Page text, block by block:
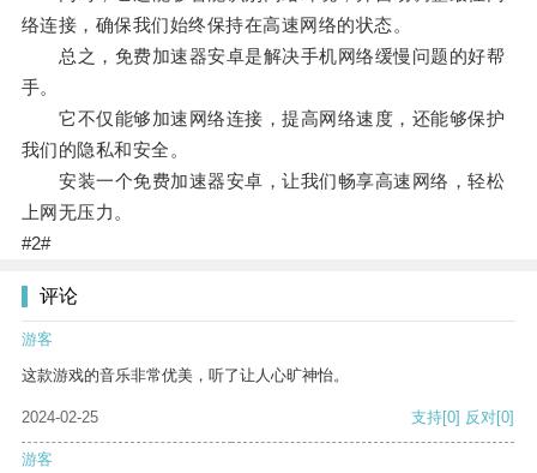
络连接，确保我们始终保持在高速网络的状态。
总之，免费加速器安卓是解决手机网络缓慢问题的好帮
手。
它不仅能够加速网络连接，提高网络速度，还能够保护
我们的隐私和安全。
安装一个免费加速器安卓，让我们畅享高速网络，轻松
上网无压力。
#2#
评论
游客
这款游戏的音乐非常优美，听了让人心旷神怡。
2024-02-25 支持[0] 反对[0]
游客